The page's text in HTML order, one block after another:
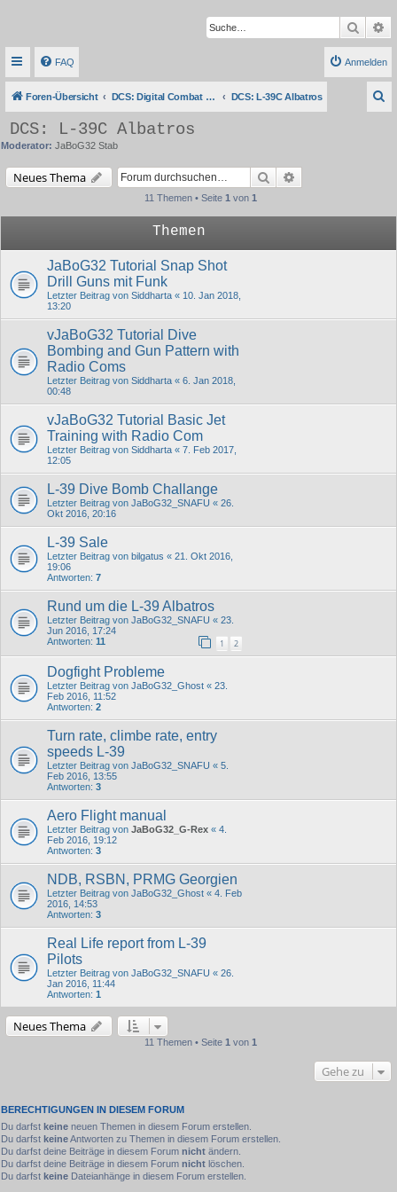
Suche
FAQ Anmelden
Foren-Übersicht DCS: Digital Combat Simulator Series DCS: L-39C Albatros
DCS: L-39C Albatros
Moderator: JaBoG32 Stab
Neues Thema Suche
11 Themen • Seite 1 von 1
Themen
JaBoG32 Tutorial Snap Shot
Drill Guns mit Funk
Letzter Beitrag von Siddharta « 10. Jan 2018,
13:20
vJaBoG32 Tutorial Dive
Bombing and Gun Pattern with
Radio Coms
Letzter Beitrag von Siddharta « 6. Jan 2018,
00:48
vJaBoG32 Tutorial Basic Jet
Training with Radio Com
Letzter Beitrag von Siddharta « 7. Feb 2017,
12:05
L-39 Dive Bomb Challange
Letzter Beitrag von JaBoG32_SNAFU « 26.
Okt 2016, 20:16
L-39 Sale
Letzter Beitrag von bilgatus « 21. Okt 2016,
19:06
Antworten: 7
Rund um die L-39 Albatros
Letzter Beitrag von JaBoG32_SNAFU « 23.
Jun 2016, 17:24
Antworten: 11 1 2
Dogfight Probleme
Letzter Beitrag von JaBoG32_Ghost « 23.
Feb 2016, 11:52
Antworten: 2
Turn rate, climbe rate, entry
speeds L-39
Letzter Beitrag von JaBoG32_SNAFU « 5.
Feb 2016, 13:55
Antworten: 3
Aero Flight manual
Letzter Beitrag von JaBoG32_G-Rex « 4.
Feb 2016, 19:12
Antworten: 3
NDB, RSBN, PRMG Georgien
Letzter Beitrag von JaBoG32_Ghost « 4. Feb
2016, 14:53
Antworten: 3
Real Life report from L-39
Pilots
Letzter Beitrag von JaBoG32_SNAFU « 26.
Jan 2016, 11:44
Antworten: 1
Neues Thema
11 Themen • Seite 1 von 1
Gehe zu
BERECHTIGUNGEN IN DIESEM FORUM
Du darfst keine neuen Themen in diesem Forum erstellen.
Du darfst keineAntworten zu Themen in diesem Forum erstellen.
Du darfst deine Beiträge in diesem Forum nicht ändern.
Du darfst deine Beiträge in diesem Forum nicht löschen.
Du darfst keine Dateianhänge in diesem Forum erstellen.